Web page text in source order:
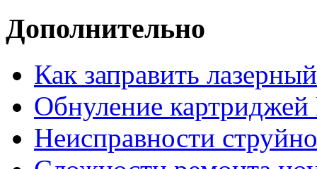
Дополнительно
Как заправить
Обнуление
Неисправности